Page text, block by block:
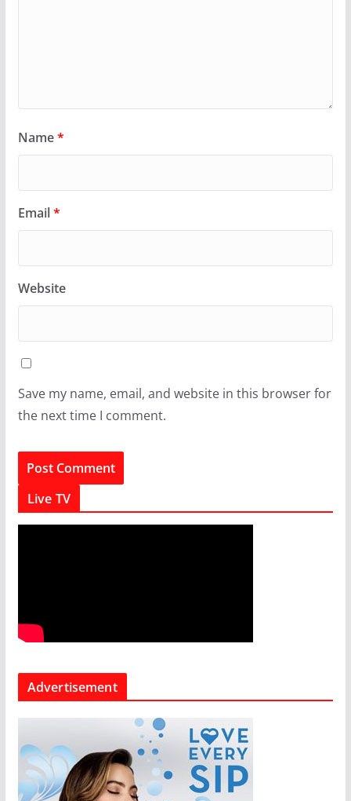
Name*
Email*
Website
Save my name, email, and website in this browser for
the next time I comment.
Live TV
Advertisement